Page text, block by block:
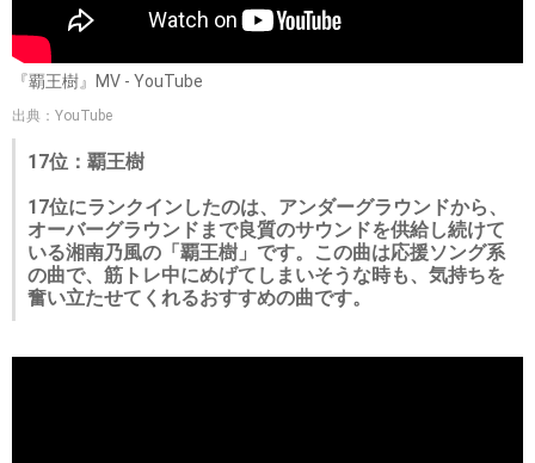
『覇王樹』MV - YouTube
出典：YouTube
17位：覇王樹
17位にランクインしたのは、アンダーグラウンドから、
オーバーグラウンドまで良質のサウンドを供給し続けて
いる湘南乃風の「覇王樹」です。この曲は応援ソング系
の曲で、筋トレ中にめげてしまいそうな時も、気持ちを
奮い立たせてくれるおすすめの曲です。